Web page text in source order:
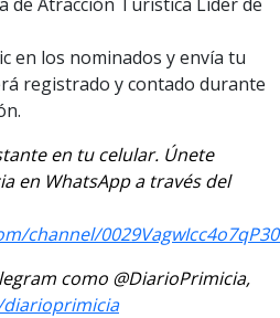
en los nominados y envía tu
registrado y contado durante
en tu celular. Únete
en WhatsApp a través del
channel/
como @DiarioPrimicia,